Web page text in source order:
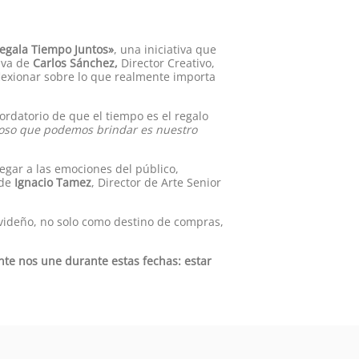
Tiempo Juntos», una iniciativa que
de Carlos Sánchez, Director Creativo,
sobre lo que realmente importa
de que el tiempo es el regalo
que podemos brindar es nuestro
a las emociones del público,
Ignacio Tamez, Director de Arte Senior
no solo como destino de compras,
nos une durante estas fechas: estar